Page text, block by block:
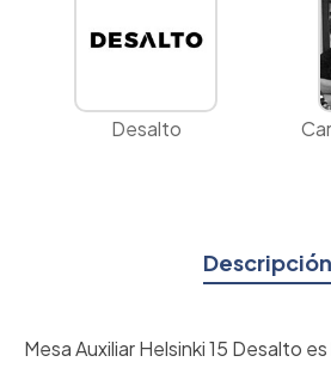
Desalto
Descripción
Mesa Auxiliar Helsinki 15 Desalto